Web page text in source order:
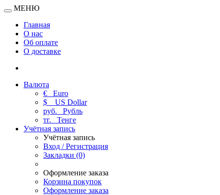
МЕНЮ
Главная
О нас
Об оплате
О доставке
Валюта
€ Euro
$
US Dollar
руб. Рубль
тг. Тенге
Учётная запись
Учётная запись
Вход / Регистрация
Закладки (0)
Оформление заказа
Корзина покупок
Оформление заказа